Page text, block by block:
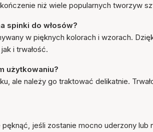
niż wiele popularnych tworzyw
spinki do włosów?
w pięknych kolorach i wzorach.
i trwałość.
użytkowaniu?
ale należy go traktować delikatnie.
jeśli zostanie mocno uderzony lub